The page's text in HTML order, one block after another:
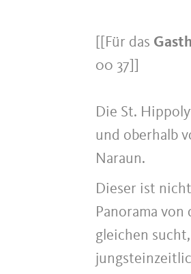
[[Für das
00 37]]
Die St.
und oberhalb
Naraun.
Dieser ist
Panorama
gleichen